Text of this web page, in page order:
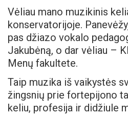
Vėliau mano muzikinis
konservatorijoje.
pas džiazo vokalo
Jakubėną, o dar vėliau –
Menų fakultete.
Taip muzika iš vaikystės
žingsnių prie fortepijono
keliu, profesija ir didžiule